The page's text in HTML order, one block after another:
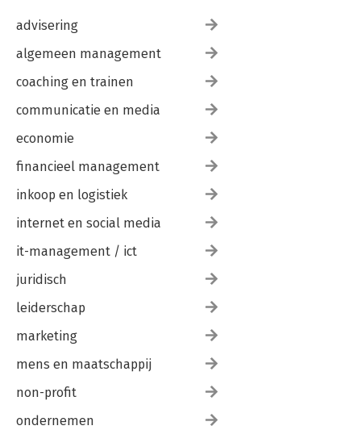
advisering
algemeen management
coaching en trainen
communicatie en media
economie
financieel management
inkoop en logistiek
internet en social media
it-management / ict
juridisch
leiderschap
marketing
mens en maatschappij
non-profit
ondernemen